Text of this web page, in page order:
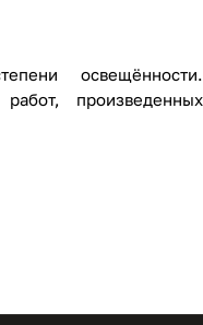
освещённости.
произведенных